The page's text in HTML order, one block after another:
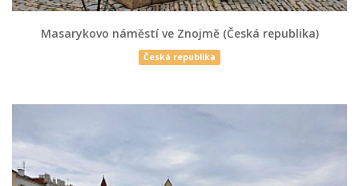
Masarykovo náměstí ve Znojmě (Česká republika)
Česká republika